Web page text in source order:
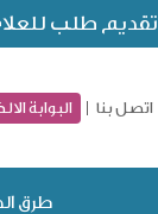
تقديم طلب
اتصل بنا البوابة
طرق